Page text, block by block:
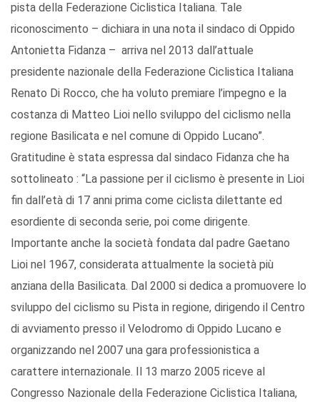
pista della Federazione Ciclistica Italiana. Tale
riconoscimento – dichiara in una nota il sindaco di Oppido
Antonietta Fidanza – arriva nel 2013 dall’attuale
presidente nazionale della Federazione Ciclistica Italiana
Renato Di Rocco, che ha voluto premiare l’impegno e la
costanza di Matteo Lioi nello sviluppo del ciclismo nella
regione Basilicata e nel comune di Oppido Lucano”.
Gratitudine è stata espressa dal sindaco Fidanza che ha
sottolineato : “La passione per il ciclismo è presente in Lioi
fin dall’età di 17 anni prima come ciclista dilettante ed
esordiente di seconda serie, poi come dirigente.
Importante anche la società fondata dal padre Gaetano
Lioi nel 1967, considerata attualmente la società più
anziana della Basilicata. Dal 2000 si dedica a promuovere lo
sviluppo del ciclismo su Pista in regione, dirigendo il Centro
di avviamento presso il Velodromo di Oppido Lucano e
organizzando nel 2007 una gara professionistica a
carattere internazionale. Il 13 marzo 2005 riceve al
Congresso Nazionale della Federazione Ciclistica Italiana,